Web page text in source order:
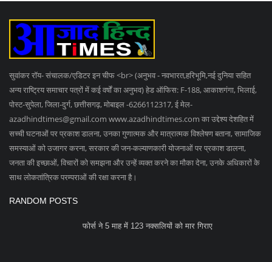
सुवांकर रॉय- संचालक/एडिटर इन चीफ <br> (अनुभव - नवभारत,हरिभूमि,नई दुनिया सहित
अन्य राष्ट्रिय समाचार पत्रों में कई वर्षों का अनुभव) हेड ऑफिस: F-188, आकाशगंगा, भिलाई,
पोस्ट-सुपेला, जिला-दुर्ग, छत्तीसगढ़, मोबाइल -6266112317, ई मेल-
azadhindtimes@gmail.com www.azadhindtimes.com का उद्देश्य देशहित में
सच्ची घटनाओं पर प्रकाश डालना, उनका गुणात्मक और मात्रात्मक विश्लेषण बताना, सामाजिक
समस्याओं को उजागर करना, सरकार की जन-कल्याणकारी योजनाओं पर प्रकाश डालना,
जनता की इच्छाओं, विचारों को समझना और उन्हें व्यक्त करने का मौका देना, उनके अधिकारों के
साथ लोकतांत्रिक परम्पराओं की रक्षा करना है।
RANDOM POSTS
फोर्स ने 5 माह में 123 नक्सलियों को मार गिराए